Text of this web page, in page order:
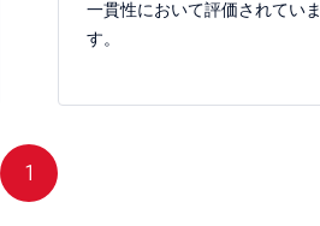
一貫性において評価されていま
す。
1